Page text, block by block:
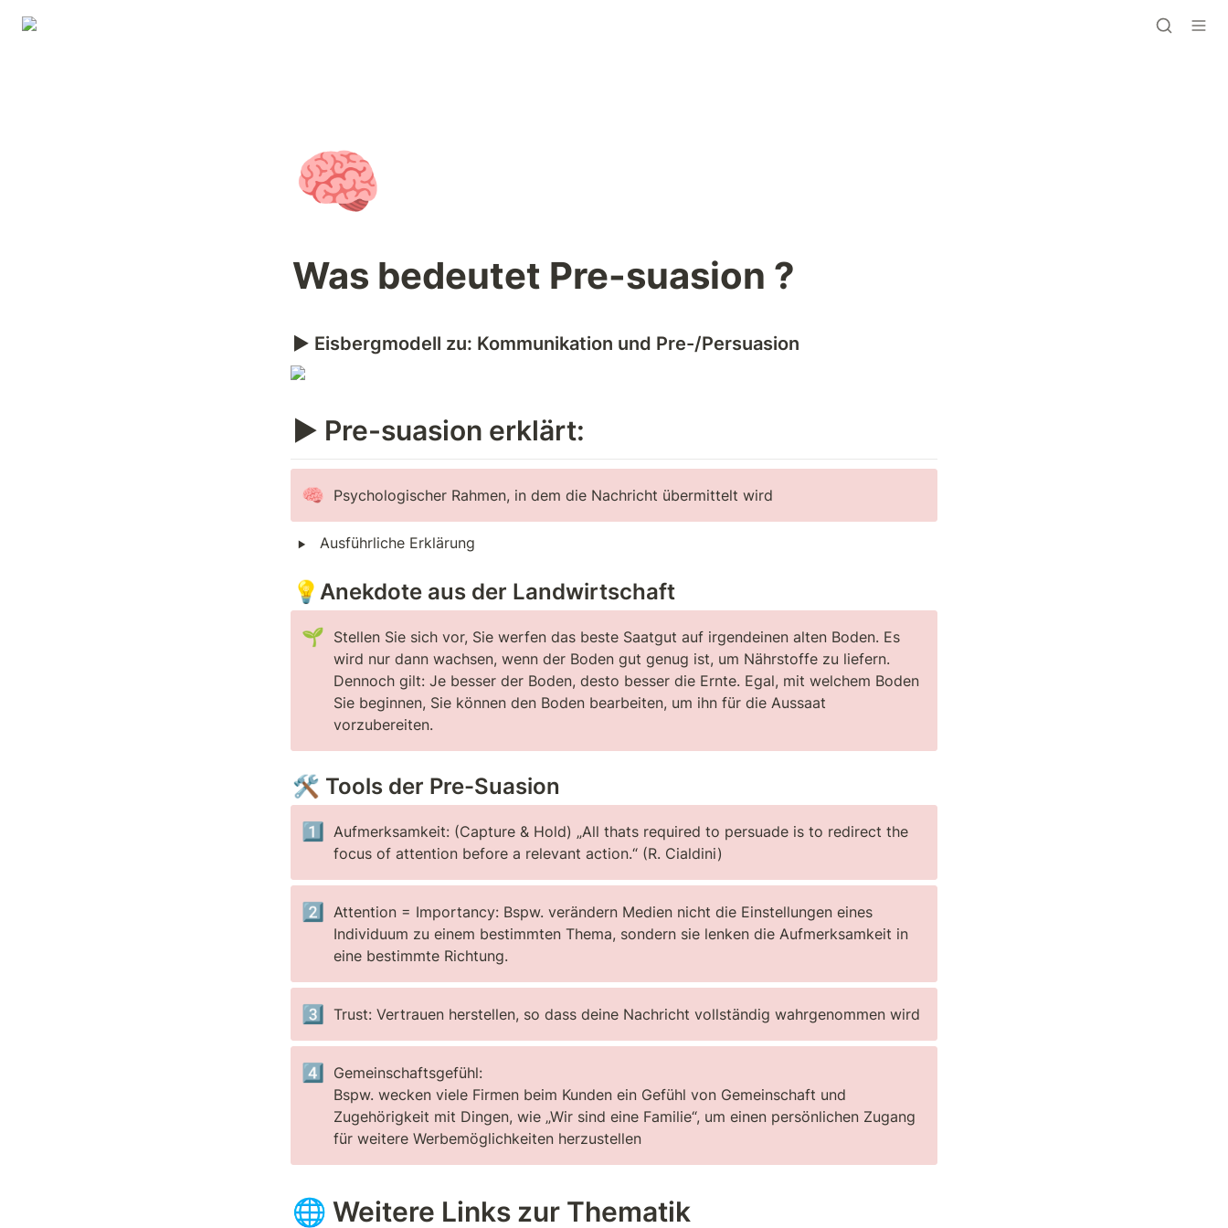
🧠
Was bedeutet Pre-suasion ?
▶️ Eisbergmodell zu: Kommunikation und Pre-/Persuasion
▶️ Pre-suasion erklärt:
🧠 Psychologischer Rahmen, in dem die Nachricht übermittelt wird
‣ Ausführliche Erklärung
💡Anekdote aus der Landwirtschaft
🌱 Stellen Sie sich vor, Sie werfen das beste Saatgut auf irgendeinen alten Boden. Es
wird nur dann wachsen, wenn der Boden gut genug ist, um Nährstoffe zu liefern.
Dennoch gilt: Je besser der Boden, desto besser die Ernte. Egal, mit welchem Boden
Sie beginnen, Sie können den Boden bearbeiten, um ihn für die Aussaat
vorzubereiten.
🛠️ Tools der Pre-Suasion
1️⃣
Aufmerksamkeit: (Capture & Hold) „All thats required to persuade is to redirect the
focus of attention before a relevant action.“ (R. Cialdini)
2️⃣
Attention = Importancy: Bspw. verändern Medien nicht die Einstellungen eines
Individuum zu einem bestimmten Thema, sondern sie lenken die Aufmerksamkeit in
eine bestimmte Richtung.
3️⃣ Trust: Vertrauen herstellen, so dass deine Nachricht vollständig wahrgenommen wird
4️⃣
Gemeinschaftsgefühl:
Bspw. wecken viele Firmen beim Kunden ein Gefühl von Gemeinschaft und
Zugehörigkeit mit Dingen, wie „Wir sind eine Familie“, um einen persönlichen Zugang
für weitere Werbemöglichkeiten herzustellen
🌐 Weitere Links zur Thematik